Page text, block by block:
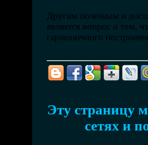
Другим полезным и
является вопрос о том,
гармоничного
Эту страницу
сетях и